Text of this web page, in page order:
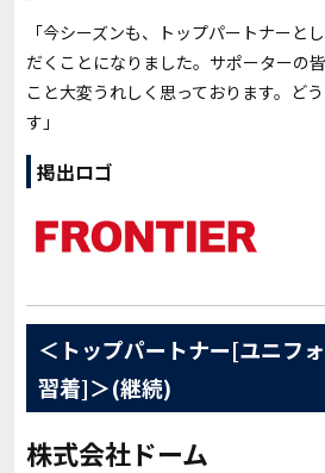
「今シーズンも、トップパートナーと
だくことになりました。サポーターの
こと大変うれしく思っております。ど
す」
掲出ロゴ
＜トップパートナー[ユニフ
習着]＞(継続)
株式会社ドーム